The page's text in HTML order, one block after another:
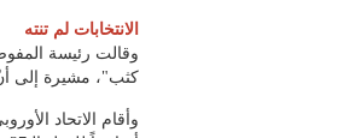
الانتخابات لم تنته
وقالت رئيسة
كثب"، مشيرة إلى أنّ
وأقام الاتحاد